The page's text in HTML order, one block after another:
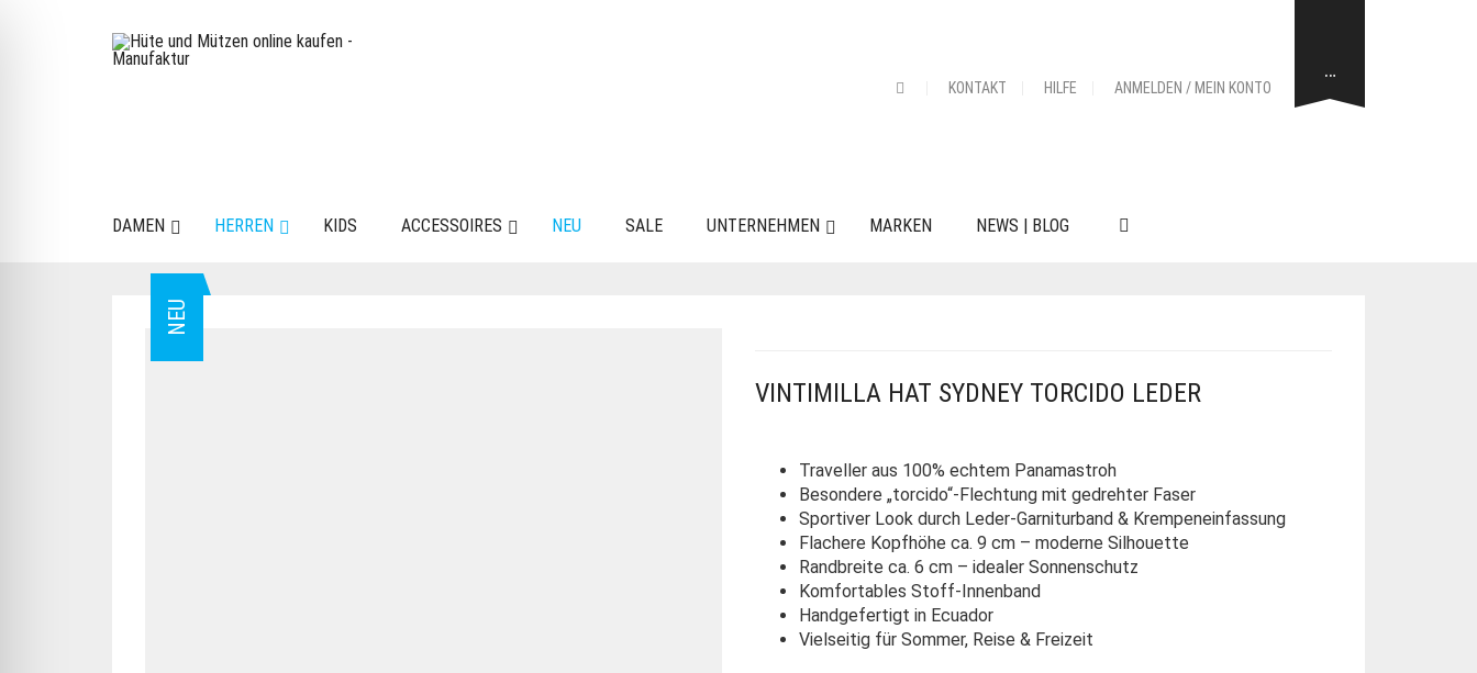
KONTAKT HILFE ANMELDEN / MEIN KONTO
…
DAMEN HERREN KIDS ACCESSOIRES NEU SALE UNTERNEHMEN MARKEN NEWS | BLOG
NEU
VINTIMILLA HAT SYDNEY TORCIDO LEDER
Traveller aus 100% echtem Panamastroh
Besondere „torcido“-Flechtung mit gedrehter Faser
Sportiver Look durch Leder-Garniturband & Krempeneinfassung
Flachere Kopfhöhe ca. 9 cm – moderne Silhouette
Randbreite ca. 6 cm – idealer Sonnenschutz
Komfortables Stoff-Innenband
Handgefertigt in Ecuador
Vielseitig für Sommer, Reise & Freizeit